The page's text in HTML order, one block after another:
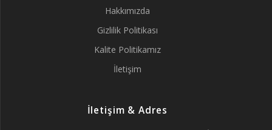
Hakkımızda
Gizlilik Politikası
Kalite Politikamız
İletişim
İletişim & Adres